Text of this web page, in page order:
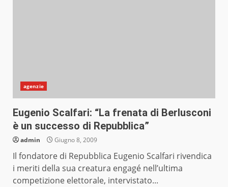
agenzie
Eugenio Scalfari: “La frenata di Berlusconi
è un successo di Repubblica”
admin Giugno 8, 2009
Il fondatore di Repubblica Eugenio Scalfari rivendica
i meriti della sua creatura engagé nell’ultima
competizione elettorale, intervistato...